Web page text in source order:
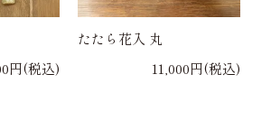
円(税込)
たたら花入 丸
11,000円(税込)